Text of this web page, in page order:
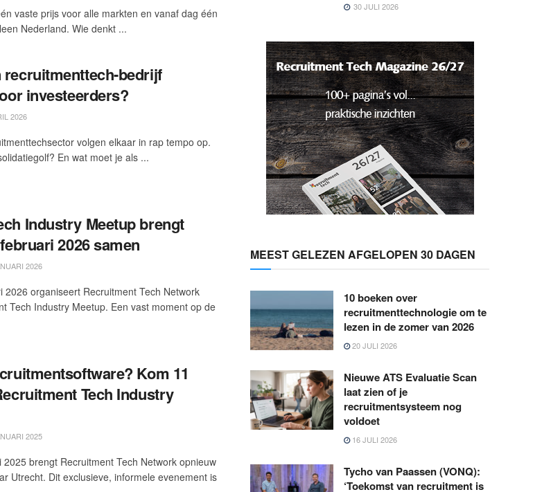
vaste prijs voor alle markten en vanaf dag één
Nederland. Wie denkt ...
recruitmenttech-bedrijf
investeerders?
2026
volgen elkaar in rap tempo op.
En wat moet je als ...
Industry Meetup brengt
2026 samen
2026
2026 organiseert Recruitment Tech Network
Tech Industry Meetup. Een vast moment op de
Kom 11
Tech Industry
2025
brengt Recruitment Tech Network opnieuw
Utrecht. Dit exclusieve, informele evenement is
30 JULI 2026
MEEST GELEZEN AFGELOPEN 30 DAGEN
10 boeken over
recruitmenttechnologie om te
lezen in de zomer van 2026
20 JULI 2026
Nieuwe ATS Evaluatie Scan
laat zien of je
recruitmentsysteem nog
voldoet
16 JULI 2026
Tycho van Paassen (VONQ):
‘Toekomst van recruitment is